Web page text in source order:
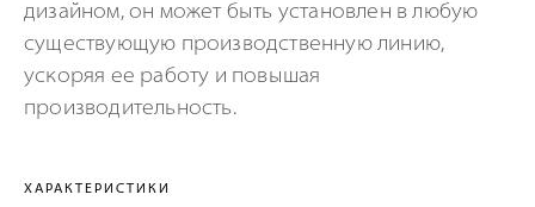
дизайном, он может быть установлен в любую
существующую производственную линию,
ускоряя ее работу и повышая
производительность.
ХАРАКТЕРИСТИКИ